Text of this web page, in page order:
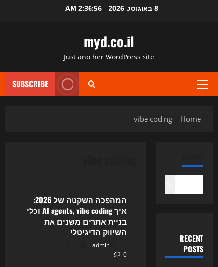
8 באוגוסט 2026 2:36:56 AM
myd.co.il
Just another WordPress site
Primary
SUBSCRIBE
Home
vibe coding
המהפכה השקטה של 2026:
איך AI agents, vibe coding וכלי
בניית אתרים משנים את
השיווק הדיגיטלי
admin
0
RECENT
POSTS